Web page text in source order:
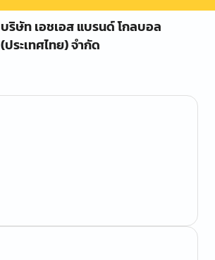
บริษัท เอชเอส แบรนด์ โกลบอล
(ประเทศไทย) จำกัด